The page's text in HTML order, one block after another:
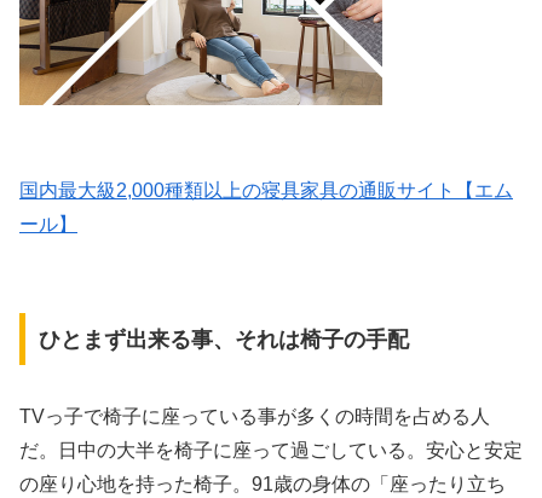
国内最大級2,000種類以上の寝具家具の通販サイト【エム
ール】
ひとまず出来る事、それは椅子の手配
TVっ子で椅子に座っている事が多くの時間を占める人
だ。日中の大半を椅子に座って過ごしている。安心と安定
の座り心地を持った椅子。91歳の身体の「座ったり立ち